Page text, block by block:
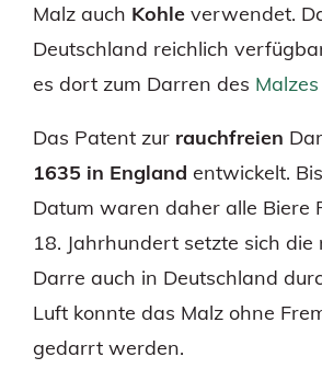
Malz auch Kohle verwendet.
Deutschland reichlich
es dort zum Darren des Malzes
Das Patent zur rauchfreien
1635 in England entwickelt.
Datum waren daher alle Biere
18. Jahrhundert setzte sich die
Darre auch in Deutschland
Luft konnte das Malz ohne
gedarrt werden.